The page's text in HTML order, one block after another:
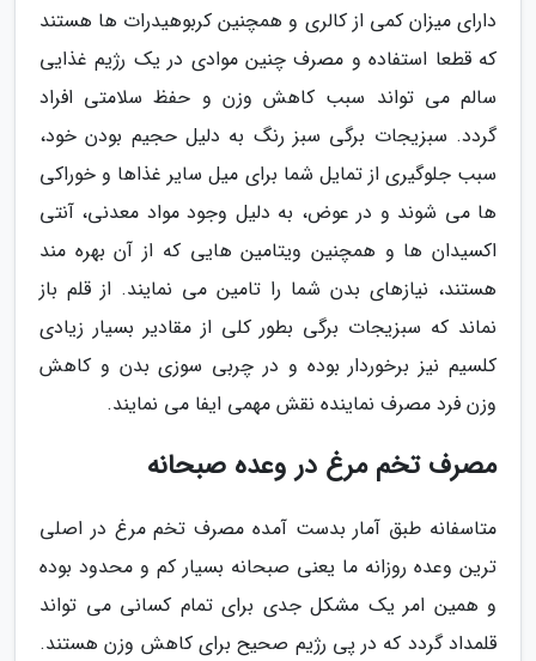
دارای میزان کمی از کالری و همچنین کربوهیدرات ها هستند
که قطعا استفاده و مصرف چنین موادی در یک رژیم غذایی
سالم می تواند سبب کاهش وزن و حفظ سلامتی افراد
گردد. سبزیجات برگی سبز رنگ به دلیل حجیم بودن خود،
سبب جلوگیری از تمایل شما برای میل سایر غذاها و خوراکی
ها می شوند و در عوض، به دلیل وجود مواد معدنی، آنتی
اکسیدان ها و همچنین ویتامین هایی که از آن بهره مند
هستند، نیازهای بدن شما را تامین می نمایند. از قلم باز
نماند که سبزیجات برگی بطور کلی از مقادیر بسیار زیادی
کلسیم نیز برخوردار بوده و در چربی سوزی بدن و کاهش
وزن فرد مصرف نماینده نقش مهمی ایفا می نمایند.
مصرف تخم مرغ در وعده صبحانه
متاسفانه طبق آمار بدست آمده مصرف تخم مرغ در اصلی
ترین وعده روزانه ما یعنی صبحانه بسیار کم و محدود بوده
و همین امر یک مشکل جدی برای تمام کسانی می تواند
قلمداد گردد که در پی رژیم صحیح برای کاهش وزن هستند.